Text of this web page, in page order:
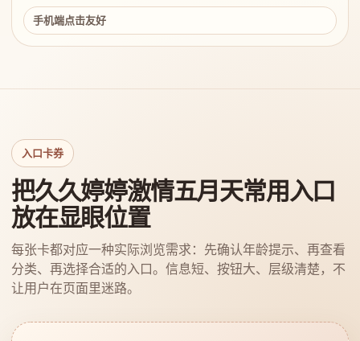
手机端点击友好
入口卡券
把久久婷婷激情五月天常用入口
放在显眼位置
每张卡都对应一种实际浏览需求：先确认年龄提示、再查看
分类、再选择合适的入口。信息短、按钮大、层级清楚，不
让用户在页面里迷路。